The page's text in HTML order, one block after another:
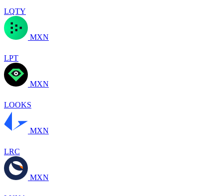
LQTY
MXN
LPT
MXN
LOOKS
MXN
LRC
MXN